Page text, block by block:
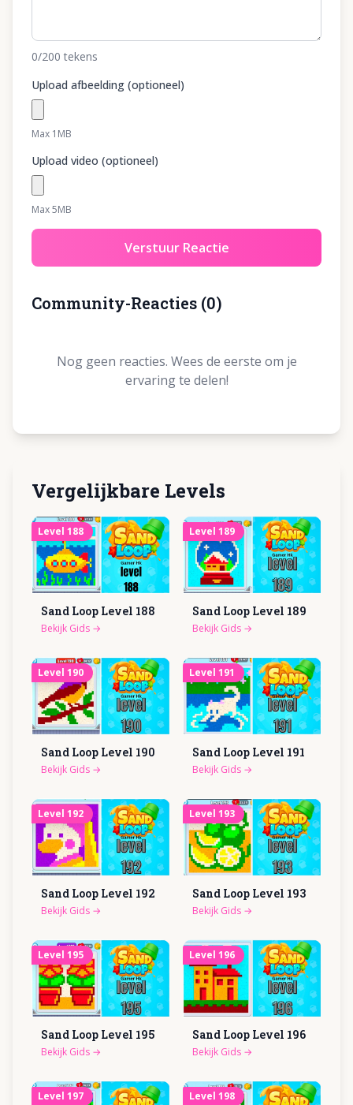
0/200 tekens
Upload afbeelding (optioneel)
Max 1MB
Upload video (optioneel)
Max 5MB
Verstuur Reactie
Community-Reacties (0)
Nog geen reacties. Wees de eerste om je
ervaring te delen!
Vergelijkbare Levels
Level 188
Sand Loop Level 188
Bekijk Gids →
Level 189
Sand Loop Level 189
Bekijk Gids →
Level 190
Sand Loop Level 190
Bekijk Gids →
Level 191
Sand Loop Level 191
Bekijk Gids →
Level 192
Sand Loop Level 192
Bekijk Gids →
Level 193
Sand Loop Level 193
Bekijk Gids →
Level 195
Sand Loop Level 195
Bekijk Gids →
Level 196
Sand Loop Level 196
Bekijk Gids →
Level 197 Level 198